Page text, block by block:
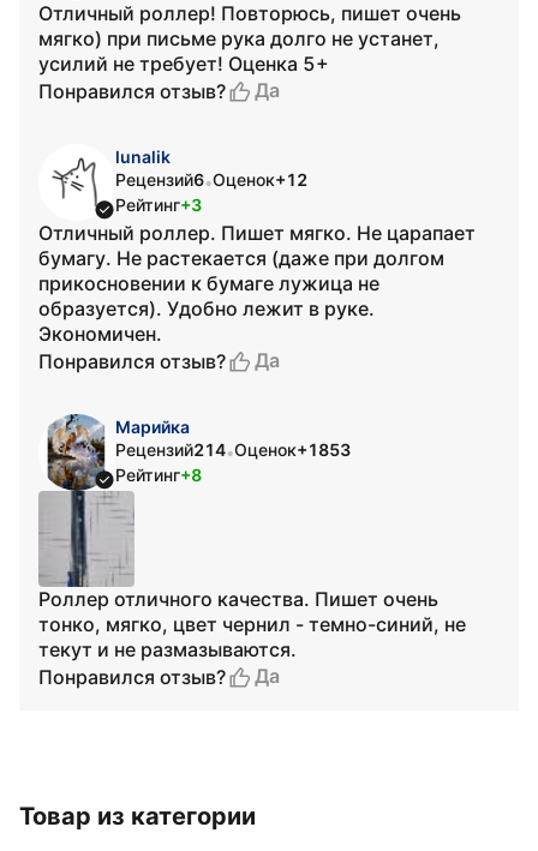
Отличный роллер! Повторюсь, пишет очень
мягко) при письме рука долго не устанет,
усилий не требует! Оценка 5+
Понравился отзыв?
Да
lunalik
Рецензий6•Оценок+12
Рейтинг+3
Отличный роллер. Пишет мягко. Не царапает
бумагу. Не растекается (даже при долгом
прикосновении к бумаге лужица не
образуется). Удобно лежит в руке.
Экономичен.
Понравился отзыв?
Да
Марийка
Рецензий214•Оценок+1853
Рейтинг+8
Роллер отличного качества. Пишет очень
тонко, мягко, цвет чернил - темно-синий, не
текут и не размазываются.
Понравился отзыв?
Да
Товар из категории